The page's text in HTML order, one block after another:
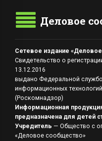
Деловое
Сетевое издание
Свидетельство о
13.12.2016
выдано Федеральной
информационных
(Роскомнадзор)
Информационная
предназначена для детей
Учредитель — Общество с
«Деловое сообщество»